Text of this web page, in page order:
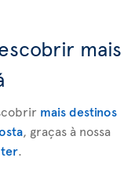
mais
mais destinos
, graças à nossa
.